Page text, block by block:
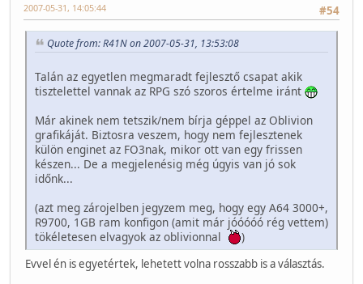
#54
2007-05-31, 14:05:44
Quote from: R41N on 2007-05-31, 13:53:08
Talán az egyetlen megmaradt fejlesztő csapat akik
tisztelettel vannak az RPG szó szoros értelme iránt
Már akinek nem tetszik/nem bírja géppel az Oblivion
grafikáját. Biztosra veszem, hogy nem fejlesztenek
külön enginet az FO3nak, mikor ott van egy frissen
készen... De a megjelenésig még úgyis van jó sok
időnk...
(azt meg zárojelben jegyzem meg, hogy egy A64 3000+,
R9700, 1GB ram konfigon (amit már jóóóóó rég vettem)
tökéletesen elvagyok az oblivionnal
)
Evvel én is egyetértek, lehetett volna rosszabb is a választás.